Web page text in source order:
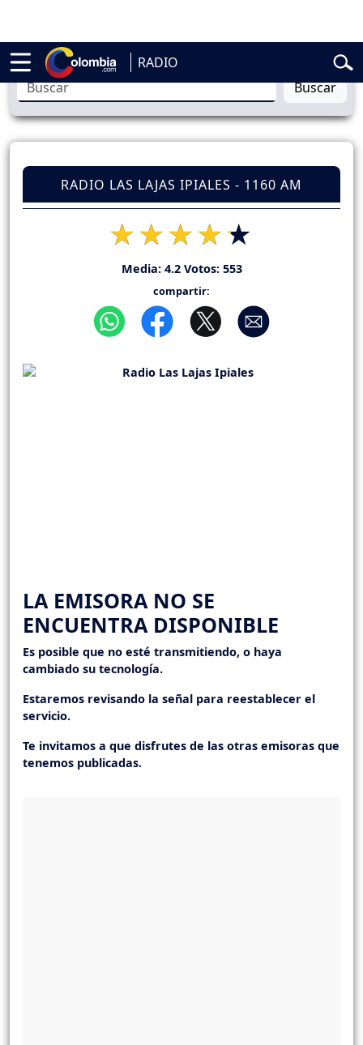
RADIO
la Espriella Vuelta a Colombia
Buscar
RADIO LAS LAJAS IPIALES - 1160 AM
Media: 4.2Votos: 553
compartir:
LA EMISORA NO SE
ENCUENTRA DISPONIBLE
Es posible que no esté transmitiendo, o haya
cambiado su tecnología.
Estaremos revisando la señal para reestablecer el
servicio.
Te invitamos a que disfrutes de las otras emisoras que
tenemos publicadas.